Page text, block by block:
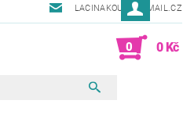
LACINAKOUPE@EMAIL.CZ
0 0 Kč